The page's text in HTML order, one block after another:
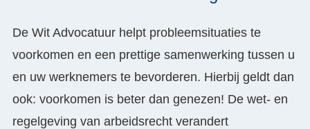
De Wit Advocatuur helpt probleemsituaties te
voorkomen en een prettige samenwerking tussen u
en uw werknemers te bevorderen. Hierbij geldt dan
ook: voorkomen is beter dan genezen! De wet- en
regelgeving van arbeidsrecht verandert